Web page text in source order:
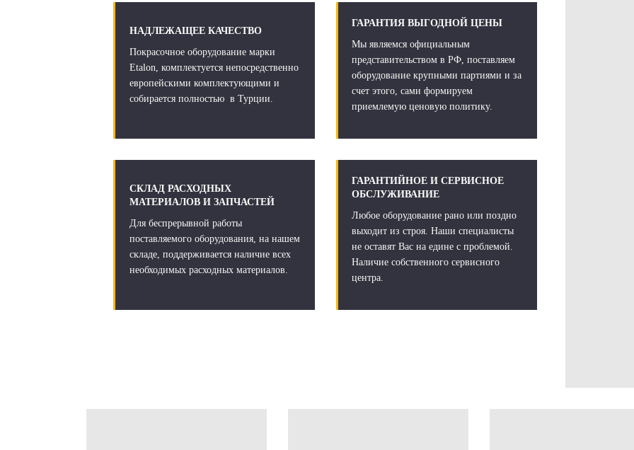
НАДЛЕЖАЩЕЕ КАЧЕСТВО
Покрасочное оборудование марки
Etalon, комплектуется непосредственно
европейскими комплектующими и
собирается полностью в Турции.
ГАРАНТИЯ ВЫГОДНОЙ ЦЕНЫ
Мы являемся официальным
представительством в РФ, поставляем
оборудование крупными партиями и за
счет этого, сами формируем
приемлемую ценовую политику.
СКЛАД РАСХОДНЫХ
МАТЕРИАЛОВ И ЗАПЧАСТЕЙ
Для беспрерывной работы
поставляемого оборудования, на нашем
складе, поддерживается наличие всех
необходимых расходных материалов.
ГАРАНТИЙНОЕ И СЕРВИСНОЕ
ОБСЛУЖИВАНИЕ
Любое оборудование рано или поздно
выходит из строя. Наши специалисты
не оставят Вас на едине с проблемой.
Наличие собственного сервисного
центра.